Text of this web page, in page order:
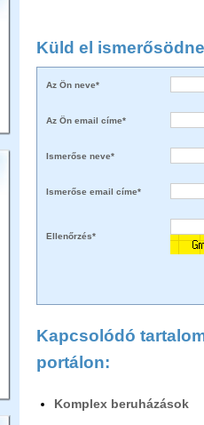
Küld el
Az Ön neve*
Az Ön email címe*
Ismerőse neve*
Ismerőse email címe*
Ellenőrzés*
Kapcsolódó
portálon:
Komplex beruházások